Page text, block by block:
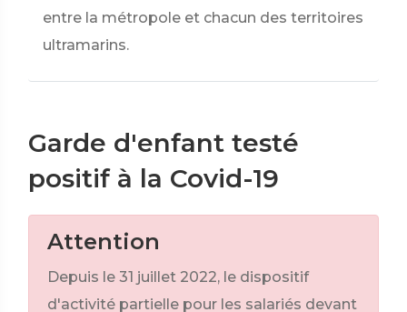
entre la métropole et chacun des territoires
ultramarins.
Garde d'enfant testé
positif à la Covid-19
Attention
Depuis le 31 juillet 2022, le dispositif
d'activité partielle pour les salariés devant